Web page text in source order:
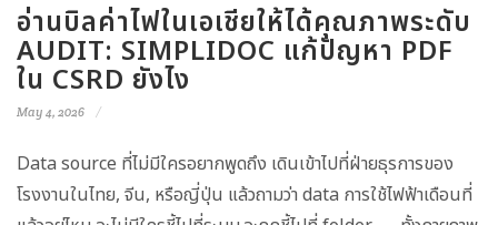
อ่านบิลค่าไฟในเอเชียให้ได้คุณภาพระดับ
AUDIT: SIMPLIDOC แก้ปัญหา PDF
ใน CSRD ยังไง
May 4, 2026
Data source ที่ไม่มีใครอยากพูดถึง เดินเข้าไปที่ฝ่ายธุรการของ
โรงงานในไทย, จีน, หรือญี่ปุ่น แล้วถามว่า data การใช้ไฟฟ้าเดือนที่